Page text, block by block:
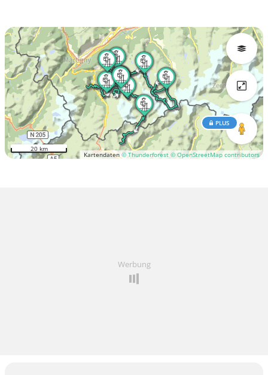
Kartendaten © Thunderforest © OpenStreetMap contributors
PLUS
20 km
Werbung